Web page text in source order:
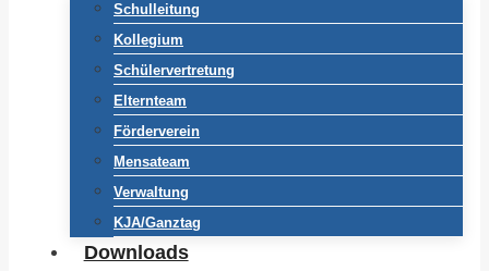
Schulleitung
Kollegium
Schülervertretung
Elternteam
Förderverein
Mensateam
Verwaltung
KJA/Ganztag
Downloads